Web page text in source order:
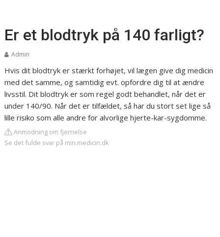
Er et blodtryk på 140 farligt?
Admin
Hvis dit blodtryk er stærkt forhøjet, vil lægen give dig medicin
med det samme, og samtidig evt. opfordre dig til at ændre
livsstil. Dit blodtryk er som regel godt behandlet, når det er
under 140/90. Når det er tilfældet, så har du stort set lige så
lille risiko som alle andre for alvorlige hjerte-kar-sygdomme.
Anmodning om fjernelse
Se det fulde svar på min.medicin.dk